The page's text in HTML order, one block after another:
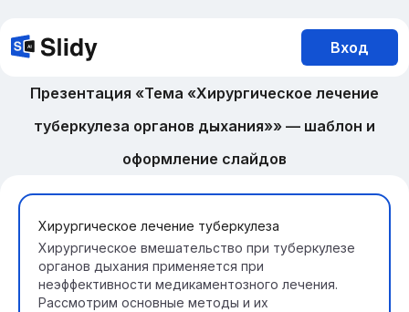
Вход
Презентация «Тема «Хирургическое лечение
туберкулеза органов дыхания»» — шаблон и
оформление слайдов
Хирургическое лечение туберкулеза
Хирургическое вмешательство при туберкулезе
органов дыхания применяется при
неэффективности медикаментозного лечения.
Рассмотрим основные методы и их